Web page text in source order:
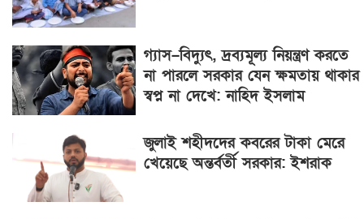
গ্যাস–বিদ্যুৎ, দ্রব্যমূল্য নিয়ন্ত্রণ করতে
না পারলে সরকার যেন ক্ষমতায় থাকার
স্বপ্ন না দেখে: নাহিদ ইসলাম
জুলাই শহীদদের কবরের টাকা মেরে
খেয়েছে অন্তর্বর্তী সরকার: ইশরাক